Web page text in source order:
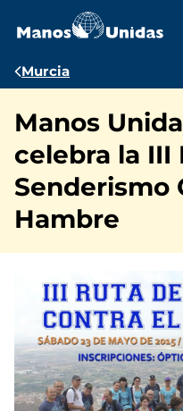
contenido
Ruta
navegación
Murcia
Manos
celebra la III
Senderismo
Hambre